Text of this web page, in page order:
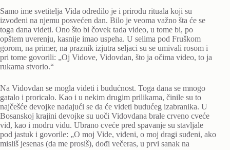
Samo ime svetitelja Vida odredilo je i prirodu rituala koji su
izvođeni na njemu posvećen dan. Bilo je veoma važno šta će se
toga dana videti. Ono što bi čovek tada video, u tome bi, po
opštem uverenju, kasnije imao uspeha. U selima pod Fruškom
gorom, na primer, na praznik izjutra seljaci su se umivali rosom i
pri tome govorili: „Oj Vidove, Vidovdan, što ja očima video, to ja
rukama stvorio.“
Na Vidovdan se mogla videti i budućnost. Toga dana se mnogo
gatalo i proricalo. Kao i u nekim drugim prilikama, činile su to
najčešće devojke nadajući se da će videti budućeg izabranika. U
Bosanskoj krajini devojke su uoči Vidovdana brale crveno cveće
vid, kao i modru vidu. Ubrano cveće pred spavanje su stavljale
pod jastuk i govorile: „O moj Vide, viđeni, o moj dragi suđeni, ako
misliš jesenas (da me prosiš), dođi večeras, u prvi sanak na